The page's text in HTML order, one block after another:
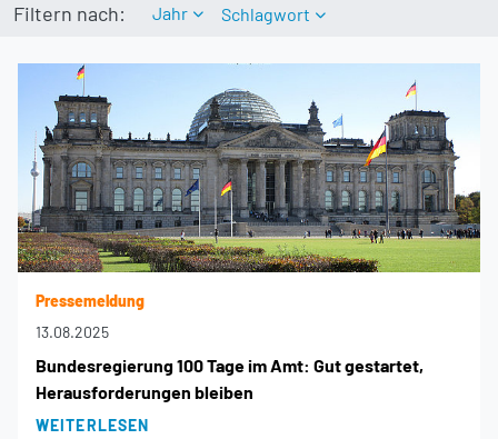
Filtern nach: Jahr Schlagwort
Pressemeldung
13.08.2025
Bundesregierung 100 Tage im Amt: Gut gestartet,
Herausforderungen bleiben
WEITERLESEN